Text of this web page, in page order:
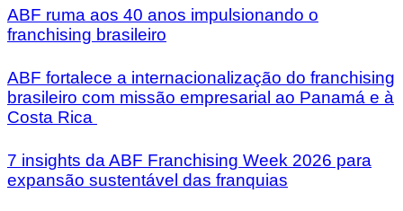
ABF ruma aos 40 anos impulsionando o
franchising brasileiro
ABF fortalece a internacionalização do franchising
brasileiro com missão empresarial ao Panamá e à
Costa Rica
7 insights da ABF Franchising Week 2026 para
expansão sustentável das franquias